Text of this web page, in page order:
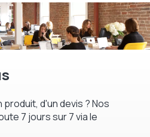
d'un devis ? Nos
7 jours sur 7 via le